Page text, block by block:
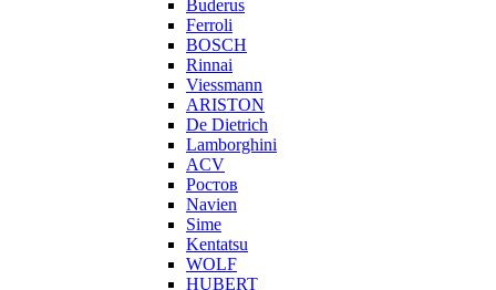
Buderus
Ferroli
BOSCH
Rinnai
Viessmann
ARISTON
De Dietrich
Lamborghini
ACV
Ростов
Navien
Sime
Kentatsu
WOLF
HUBERT